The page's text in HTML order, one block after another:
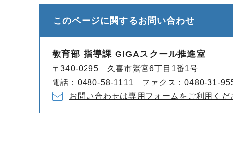
このページに関するお問い合わせ
教育部 指導課 GIGAスクール推進室
〒340-0295 久喜市鷲宮6丁目1番1号
電話：0480-58-1111 ファクス：0480-31-
お問い合わせは専用フォームをご利用くだ